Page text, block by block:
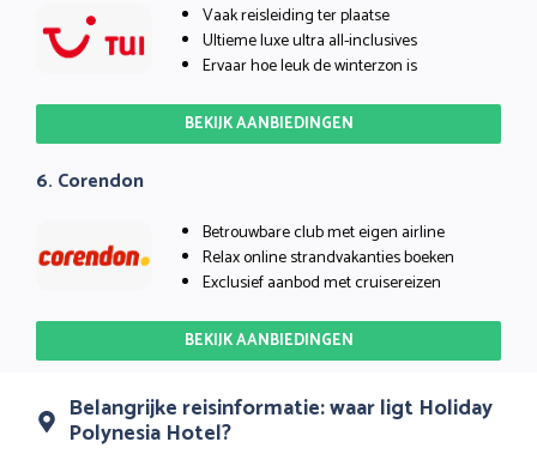
Vaak reisleiding ter plaatse
Ultieme luxe ultra all-inclusives
Ervaar hoe leuk de winterzon is
BEKIJK AANBIEDINGEN
6. Corendon
Betrouwbare club met eigen airline
Relax online strandvakanties boeken
Exclusief aanbod met cruisereizen
BEKIJK AANBIEDINGEN
Belangrijke reisinformatie: waar ligt Holiday
Polynesia Hotel?